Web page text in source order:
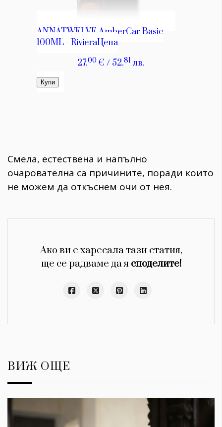
​Смела, естествена и напълно
очарователна са причините, поради които
не можем да откъснем очи от нея.
Ако ви е харесала тази статия,
ще се радваме да я споделите!
ВИЖ ОЩЕ